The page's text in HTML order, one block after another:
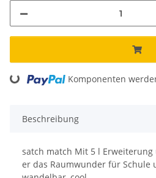
Loading... Komponenten
Beschreibung
satch match Mit 5 l
er das Raumwunder für Schule